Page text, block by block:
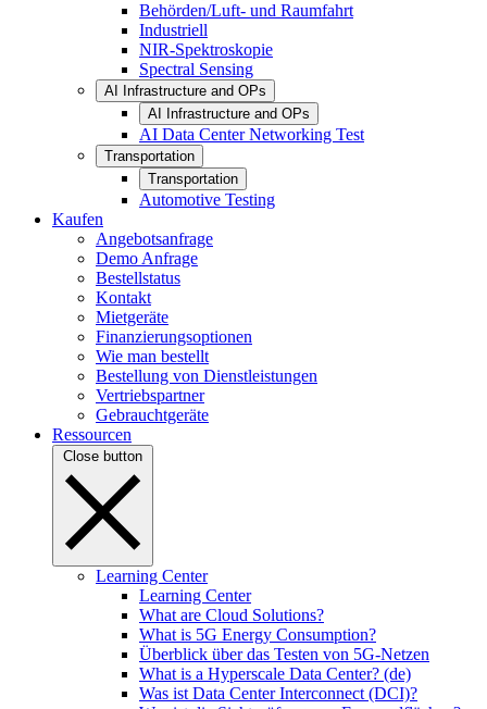
Behörden/Luft- und Raumfahrt
Industriell
NIR-Spektroskopie
Spectral Sensing
AI Infrastructure and OPs
AI Infrastructure and OPs
AI Data Center Networking Test
Transportation
Transportation
Automotive Testing
Kaufen
Angebotsanfrage
Demo Anfrage
Bestellstatus
Kontakt
Mietgeräte
Finanzierungsoptionen
Wie man bestellt
Bestellung von Dienstleistungen
Vertriebspartner
Gebrauchtgeräte
Ressourcen
Close button
Learning Center
Learning Center
What are Cloud Solutions?
What is 5G Energy Consumption?
Überblick über das Testen von 5G-Netzen
What is a Hyperscale Data Center? (de)
Was ist Data Center Interconnect (DCI)?